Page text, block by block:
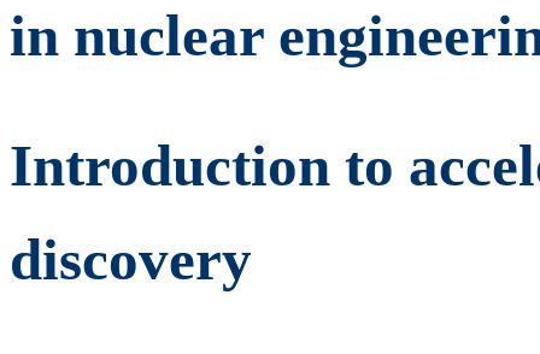
in nuclear
Introduction to
discovery